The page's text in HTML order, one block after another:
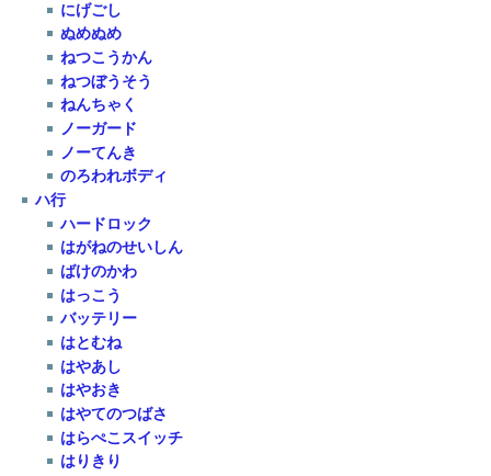
にげごし
ぬめぬめ
ねつこうかん
ねつぼうそう
ねんちゃく
ノーガード
ノーてんき
のろわれボディ
ハ行
ハードロック
はがねのせいしん
ばけのかわ
はっこう
バッテリー
はとむね
はやあし
はやおき
はやてのつばさ
はらぺこスイッチ
はりきり